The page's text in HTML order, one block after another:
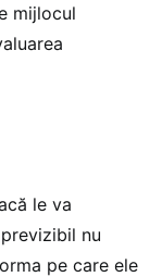
mijlocul
le va
nu
pe care ele